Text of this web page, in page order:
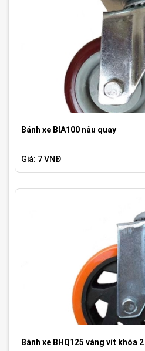
Bánh xe BIA100 nâu quay
Giá: 7 VNĐ
Bánh xe BHQ125 vàng vít khóa 2